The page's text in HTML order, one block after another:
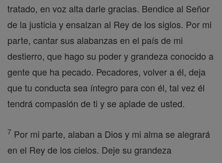
tratado, en voz alta darle gracias. Bendice al Señor
de la justicia y ensalzan al Rey de los siglos. Por mi
parte, cantar sus alabanzas en el país de mi
destierro, que hago su poder y grandeza conocido a
gente que ha pecado. Pecadores, volver a él, deja
que tu conducta sea íntegro para con él, tal vez él
tendrá compasión de ti y se apiade de usted.
7 Por mi parte, alaban a Dios y mi alma se alegrará
en el Rey de los cielos. Deje su grandeza